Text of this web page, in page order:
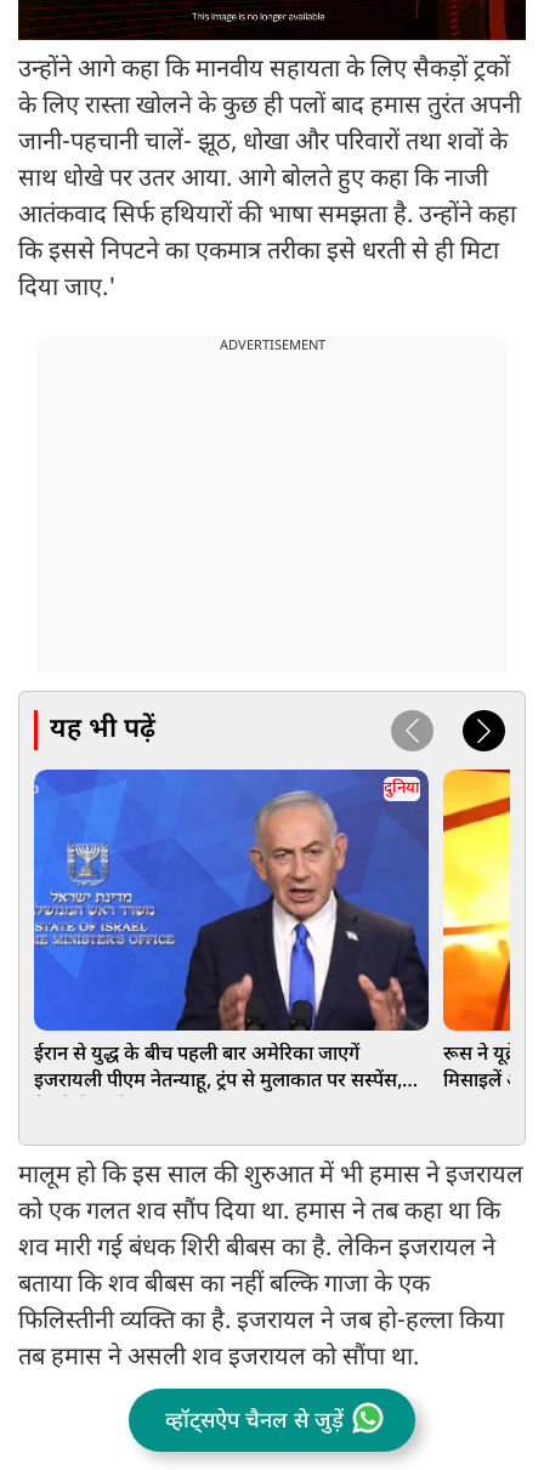
उन्होंने आगे कहा कि मानवीय सहायता के लिए सैकड़ों ट्रकों
के लिए रास्ता खोलने के कुछ ही पलों बाद हमास तुरंत अपनी
जानी-पहचानी चालें- झूठ, धोखा और परिवारों तथा शवों के
साथ धोखे पर उतर आया. आगे बोलते हुए कहा कि नाजी
आतंकवाद सिर्फ हथियारों की भाषा समझता है. उन्होंने कहा
कि इससे निपटने का एकमात्र तरीका इसे धरती से ही मिटा
दिया जाए.'
ADVERTISEMENT
यह भी पढ़ें
दुनिया
ईरान से युद्ध के बीच पहली बार अमेरिका जाएगें
इजरायली पीएम नेतन्याहू, ट्रंप से मुलाकात पर सस्पेंस,
रूस ने यूक्रेन
मिसाइलें और
मालूम हो कि इस साल की शुरुआत में भी हमास ने इजरायल
को एक गलत शव सौंप दिया था. हमास ने तब कहा था कि
शव मारी गई बंधक शिरी बीबस का है. लेकिन इजरायल ने
बताया कि शव बीबस का नहीं बल्कि गाजा के एक
फिलिस्तीनी व्यक्ति का है. इजरायल ने जब हो-हल्ला किया
तब हमास ने असली शव इजरायल को सौंपा था.
व्हॉट्सऐप चैनल से जुड़ें